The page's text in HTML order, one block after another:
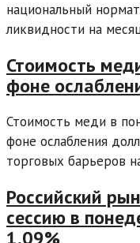
национальный
ликвидности на
Стоимость
фоне
Стоимость меди в
фоне ослабления
торговых барьеров
Российский
сессию в
1,09%